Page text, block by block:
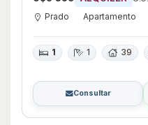
Prado Apartamento
1 1 39
Consultar